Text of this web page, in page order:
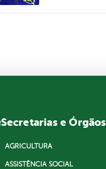
Secretarias e Órgãos
AGRICULTURA
ASSISTÊNCIA SOCIAL